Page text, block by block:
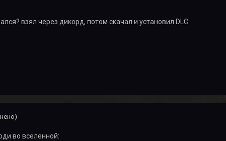
взял через дикорд, потом скачал и установил DLC.
во вселенной: